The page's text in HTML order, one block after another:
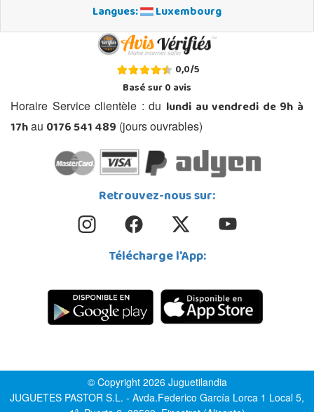
Langues: Luxembourg
0,0/5
Basé sur0avis
Horaire Service clientèle : du lundi au vendredi de 9h à
17hau 0176 541 489 (jours ouvrables)
Retrouvez-nous sur:
Télécharge l'App:
© Copyright 2026 Juguetilandia
JUGUETES PASTOR S.L. - Avda.Federico García Lorca 1 Local 5,